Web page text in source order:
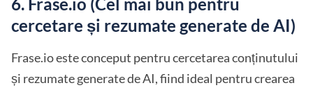
cercetare și rezumate generate de AI)
Frase.io este conceput pentru cercetarea conținutului
și rezumate generate de AI, fiind ideal pentru crearea